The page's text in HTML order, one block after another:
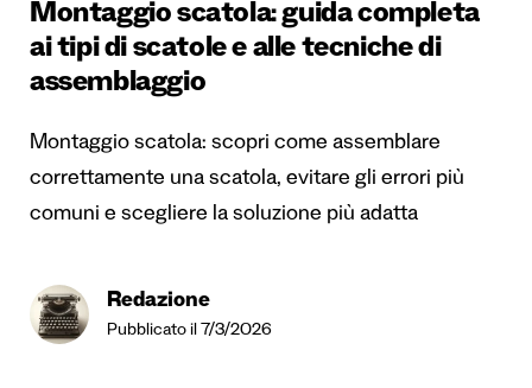
Montaggio scatola: guida completa
ai tipi di scatole e alle tecniche di
assemblaggio
Montaggio scatola: scopri come assemblare
correttamente una scatola, evitare gli errori più
comuni e scegliere la soluzione più adatta
Redazione
Pubblicato il 7/3/2026